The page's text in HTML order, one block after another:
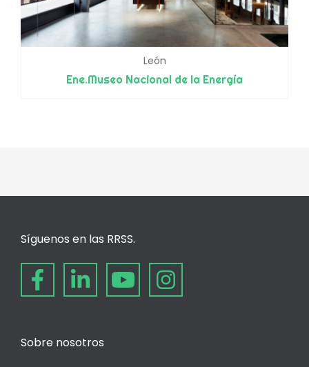
León
Ene.Museo Nacional de la Energía
Síguenos en las RRSS.
Sobre nosotros